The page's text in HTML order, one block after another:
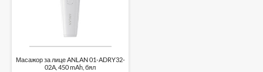
Масажор за лице ANLAN 01-ADRY32-
02A, 450 mAh, бял